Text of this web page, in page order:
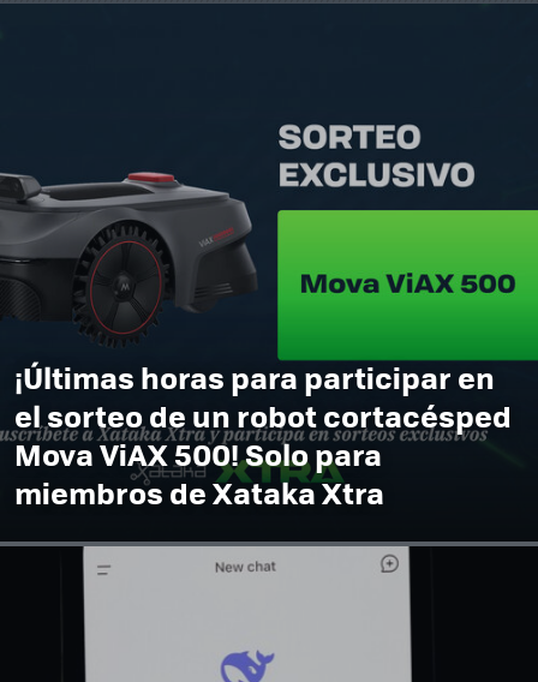
¡Últimas horas para participar en
el sorteo de un robot cortacésped
Mova ViAX 500! Solo para
miembros de Xataka Xtra